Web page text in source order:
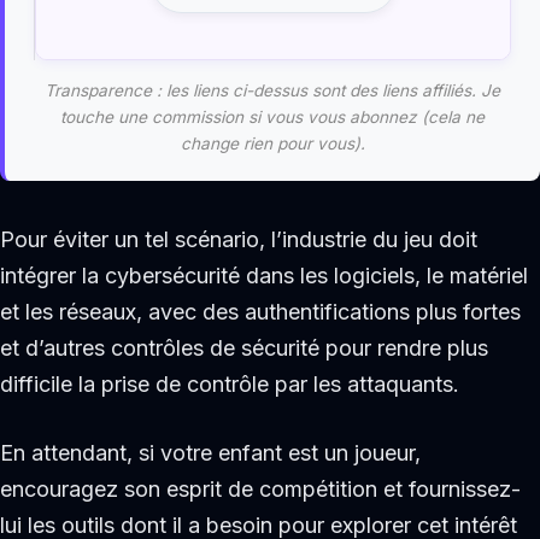
Transparence : les liens ci-dessus sont des liens affiliés. Je
touche une commission si vous vous abonnez (cela ne
change rien pour vous).
Pour éviter un tel scénario, l’industrie du jeu doit
intégrer la cybersécurité dans les logiciels, le matériel
et les réseaux, avec des authentifications plus fortes
et d’autres contrôles de sécurité pour rendre plus
difficile la prise de contrôle par les attaquants.
En attendant, si votre enfant est un joueur,
encouragez son esprit de compétition et fournissez-
lui les outils dont il a besoin pour explorer cet intérêt